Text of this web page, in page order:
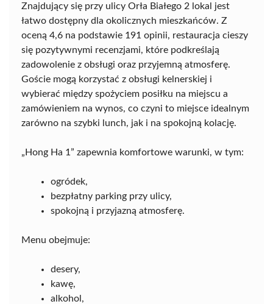
Znajdujący się przy ulicy Orła Białego 2 lokal jest
łatwo dostępny dla okolicznych mieszkańców. Z
oceną 4,6 na podstawie 191 opinii, restauracja cieszy
się pozytywnymi recenzjami, które podkreślają
zadowolenie z obsługi oraz przyjemną atmosferę.
Goście mogą korzystać z obsługi kelnerskiej i
wybierać między spożyciem posiłku na miejscu a
zamówieniem na wynos, co czyni to miejsce idealnym
zarówno na szybki lunch, jak i na spokojną kolację.
„Hong Ha 1” zapewnia komfortowe warunki, w tym:
ogródek,
bezpłatny parking przy ulicy,
spokojną i przyjazną atmosferę.
Menu obejmuje:
desery,
kawę,
alkohol,